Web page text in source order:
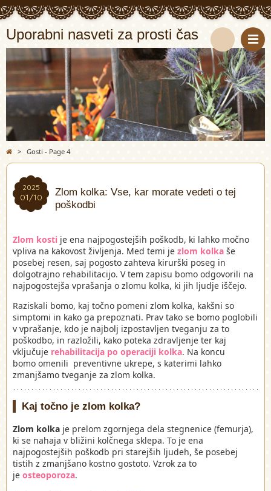
Uporabni nasveti za prosti čas
S
e
a
r
c
h
> Gosti - Page 4
2025
01/10
2025
01/10
Zlom kolka: Vse, kar morate vedeti o tej
poškodbi
Zlom kosti je ena najpogostejših poškodb, ki lahko močno
vpliva na kakovost življenja. Med temi je zlom kolka še
posebej resen, saj pogosto zahteva kirurški poseg in
dolgotrajno rehabilitacijo. V tem zapisu bomo odgovorili na
najpogostejša vprašanja o zlomu kolka, ki jih ljudje iščejo.
Raziskali bomo, kaj točno pomeni zlom kolka, kakšni so
simptomi in kako ga prepoznati. Prav tako se bomo poglobili
v vprašanje, kdo je najbolj izpostavljen tveganju za to
poškodbo, in razložili, kako poteka zdravljenje ter kaj
vključuje rehabilitacija po operaciji kolka. Na koncu
bomo omenili preventivne ukrepe, s katerimi lahko
zmanjšamo tveganje za zlom kolka.
Kaj točno je zlom kolka?
Zlom kolka je prelom zgornjega dela stegnenice (femurja),
ki se nahaja v bližini kolčnega sklepa. To je ena
najpogostejših poškodb pri starejših ljudeh, še posebej
tistih z zmanjšano kostno gostoto. Vzrok za to
je osteoporoza.